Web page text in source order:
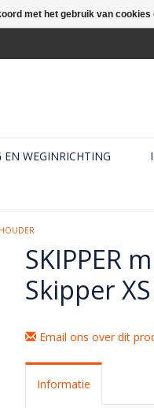
EN WEGINRICHTING
SKIPPER
Skipper
Email ons over dit
Informatie
met het gebruik van